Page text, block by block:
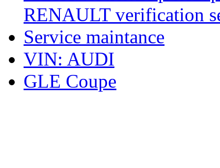
RENAULT verification
Service maintance
VIN: AUDI
GLE Coupe